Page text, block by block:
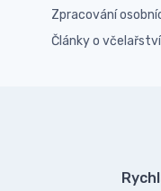
Zpracování
Články o včelařství